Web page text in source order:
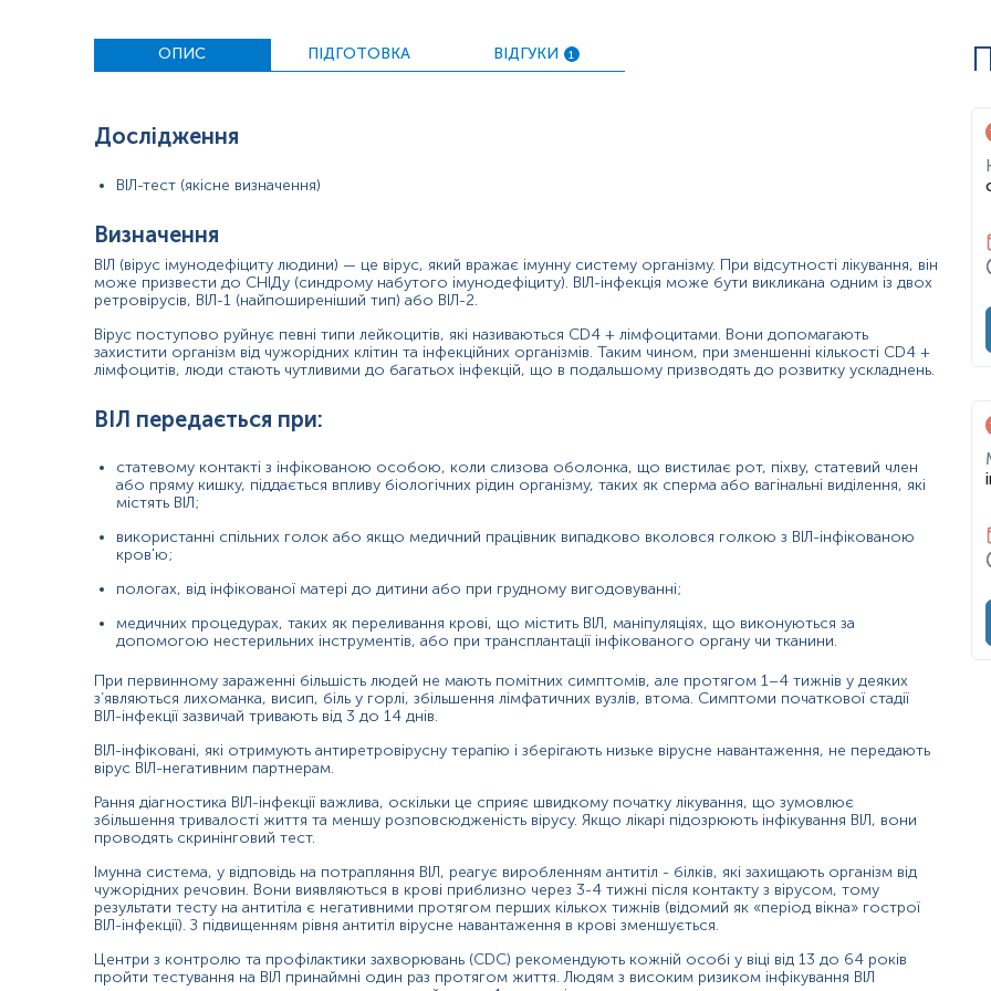
ВІЛ-інфіковані, які отримують антиретровірусну терапію і зберігають низьке вірусне навантаження, не передають вірус
Імунна система, у відповідь на потрапляння ВІЛ, реагує виробленням антитіл - білків, які захищають організм від
тижні після контакту з вірусом, тому результати тесту на антитіла є негативними протягом перших кількох тижнів
антитіл вірусне навантаження в крові зменшується.
Центри з контролю та профілактики захворювань (CDC) рекомендують кожній особі у віці від 13 до 64 років пройти
високим ризиком інфікування ВІЛ рекомендовано проходити тестування щонайменше 1 раз на рік.
Показання до призначення
Наявність неспецифічних початкових симптомів ВІЛ при високій підозрі інфікування;
Наявність часто рецидивуючих важких інфекційних захворювань (пневмонія, бактеріальний бронхіт, туберкульоз,
особи, що мали незахищений статевий акт з ВІЛ-інфікованим партнером, або з особою чий ВІЛ-статус є
люди, що вживають ін’єкційні наркотики та користуються спільними голками;
медичні працівники, що контактують з кров'ю на роботі;
особи, яким здійснювали переливання крові або трансплантацію органів;
діти, народжені від ВІЛ-інфікованих матерів;
особи, з наявними захворюваннями, що передаються статевим шляхом (ІПСШ), або інфікування вірусами гепатиту
Підготовка до вагітності та протягом неї.
Наявність інфікування ВІЛ
Причини зниження рівня
Відсутність інфікування ВІЛ.
Якщо результат аналізу на ВІЛ-інфекцію негативним, але клінічна підозра залишається високою, слід повторити
ОПИС ПІДГОТОВКА ВІДГУКИ 1
Дослідження
ВІЛ-тест (якісне визначення)
Визначення
ВІЛ (вірус імунодефіциту людини) — це вірус, який вражає імунну систему організму. При відсутності лікування, він
може призвести до СНІДу (синдрому набутого імунодефіциту). ВІЛ-інфекція може бути викликана одним із двох
ретровірусів, ВІЛ-1 (найпоширеніший тип) або ВІЛ-2.
Вірус поступово руйнує певні типи лейкоцитів, які називаються CD4 + лімфоцитами. Вони допомагають
захистити організм від чужорідних клітин та інфекційних організмів. Таким чином, при зменшенні кількості CD4 +
лімфоцитів, люди стають чутливими до багатьох інфекцій, що в подальшому призводять до розвитку ускладнень.
ВІЛ передається при:
статевому контакті з інфікованою особою, коли слизова оболонка, що вистилає рот, піхву, статевий член
або пряму кишку, піддається впливу біологічних рідин організму, таких як сперма або вагінальні виділення, які
містять ВІЛ;
використанні спільних голок або якщо медичний працівник випадково вколовся голкою з ВІЛ-інфікованою
кров'ю;
пологах, від інфікованої матері до дитини або при грудному вигодовуванні;
медичних процедурах, таких як переливання крові, що містить ВІЛ, маніпуляціях, що виконуються за
допомогою нестерильних інструментів, або при трансплантації інфікованого органу чи тканини.
При первинному зараженні більшість людей не мають помітних симптомів, але протягом 1–4 тижнів у деяких
з’являються лихоманка, висип, біль у горлі, збільшення лімфатичних вузлів, втома. Симптоми початкової стадії
ВІЛ-інфекції зазвичай тривають від 3 до 14 днів.
ВІЛ-інфіковані, які отримують антиретровірусну терапію і зберігають низьке вірусне навантаження, не передають
вірус ВІЛ-негативним партнерам.
Рання діагностика ВІЛ-інфекції важлива, оскільки це сприяє швидкому початку лікування, що зумовлює
збільшення тривалості життя та меншу розповсюдженість вірусу. Якщо лікарі підозрюють інфікування ВІЛ, вони
проводять скринінговий тест.
Імунна система, у відповідь на потрапляння ВІЛ, реагує виробленням антитіл - білків, які захищають організм від
чужорідних речовин. Вони виявляються в крові приблизно через 3-4 тижні після контакту з вірусом, тому
результати тесту на антитіла є негативними протягом перших кількох тижнів (відомий як «період вікна» гострої
ВІЛ-інфекції). З підвищенням рівня антитіл вірусне навантаження в крові зменшується.
Центри з контролю та профілактики захворювань (CDC) рекомендують кожній особі у віці від 13 до 64 років
пройти тестування на ВІЛ принаймні один раз протягом життя. Людям з високим ризиком інфікування ВІЛ